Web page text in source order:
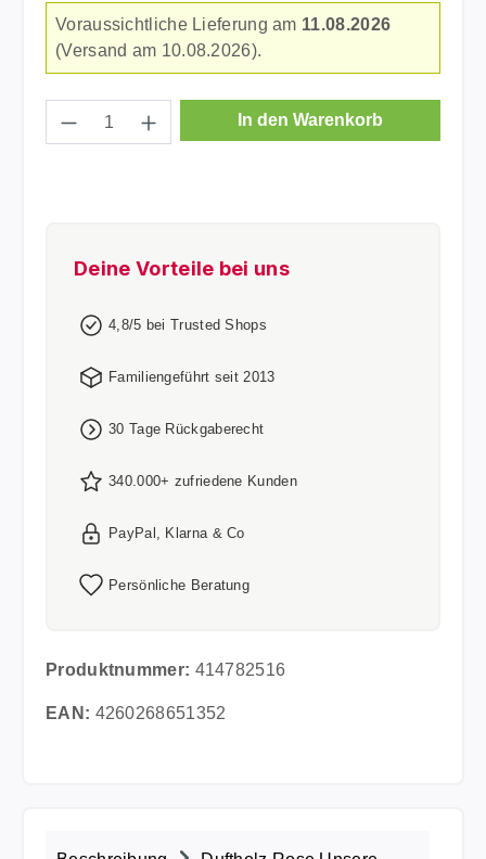
Voraussichtliche Lieferung am 11.08.2026
(Versand am 10.08.2026).
Produkt Anzahl: Gib den gewünschten
In den Warenkorb
Deine Vorteile bei uns
4,8/5 bei Trusted Shops
Familiengeführt seit 2013
30 Tage Rückgaberecht
340.000+ zufriedene Kunden
PayPal, Klarna & Co
Persönliche Beratung
Produktnummer: 414782516
EAN: 4260268651352